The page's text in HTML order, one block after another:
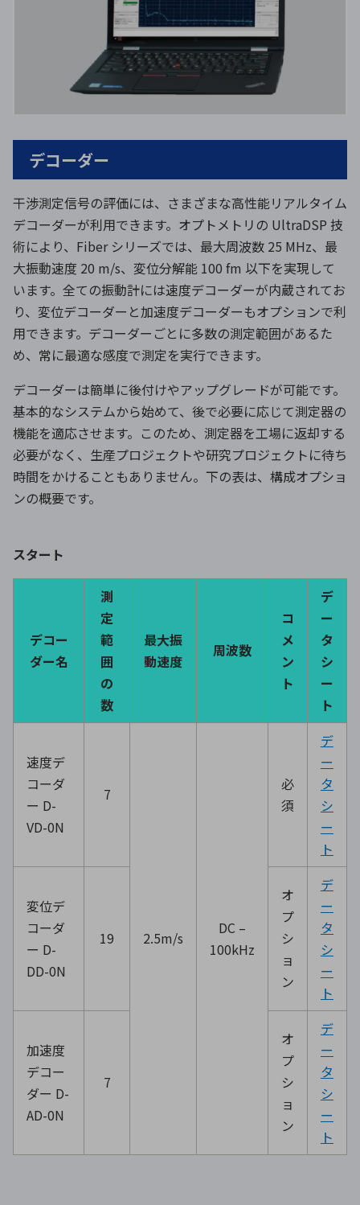
デコーダー
干渉測定信号の評価には、さまざまな高性能リアルタイム
デコーダーが利用できます。オプトメトリの UltraDSP 技
術により、Fiber シリーズでは、最大周波数 25 MHz、最
大振動速度 20 m/s、変位分解能 100 fm 以下を実現して
います。全ての振動計には速度デコーダーが内蔵されてお
り、変位デコーダーと加速度デコーダーもオプションで利
用できます。デコーダーごとに多数の測定範囲があるた
め、常に最適な感度で測定を実行できます。
デコーダーは簡単に後付けやアップグレードが可能です。
基本的なシステムから始めて、後で必要に応じて測定器の
機能を適応させます。このため、測定器を工場に返却する
必要がなく、生産プロジェクトや研究プロジェクトに待ち
時間をかけることもありません。下の表は、構成オプショ
ンの概要です。
スタート
デコー
ダー名
測
定
範
囲
の
数
最大振
動速度
周波数
コ
メ
ン
ト
デ
ー
タ
シ
ー
ト
速度デ
コーダ
ー D-
VD-0N
7
2.5m/s
DC –
100kHz
必
須
デ
ー
タ
シ
ー
ト
変位デ
コーダ
ー D-
DD-0N
19
オ
プ
シ
ョ
ン
デ
ー
タ
シ
ー
ト
加速度
デコー
ダー D-
AD-0N
7
オ
プ
シ
ョ
ン
デ
ー
タ
シ
ー
ト